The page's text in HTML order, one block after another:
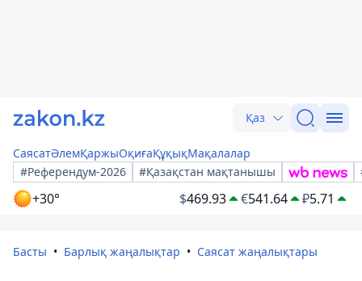
Қаз
СаясатӘлемҚаржыОқиғаҚұқықМақалалар
#Референдум-2026
#Қазақстан мақтанышы
+30° $469.93 €541.64 ₽5.71
Басты Барлық жаңалықтар Саясат жаңалықтары